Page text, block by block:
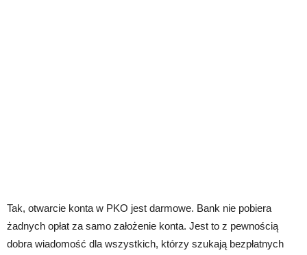
Tak, otwarcie konta w PKO jest darmowe. Bank nie pobiera
żadnych opłat za samo założenie konta. Jest to z pewnością
dobra wiadomość dla wszystkich, którzy szukają bezpłatnych